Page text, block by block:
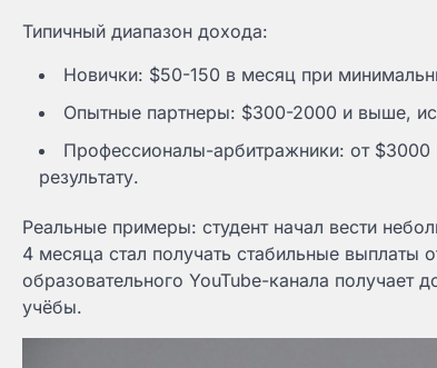
Типичный диапазон дохода:
Новички: $50-150 в месяц при
Опытные партнеры: $300-2000 и выше,
Профессионалы-арбитражники: от $3000
результату.
Реальные примеры: студент начал вести
4 месяца стал получать стабильные
образовательного YouTube-канала получает
учёбы.